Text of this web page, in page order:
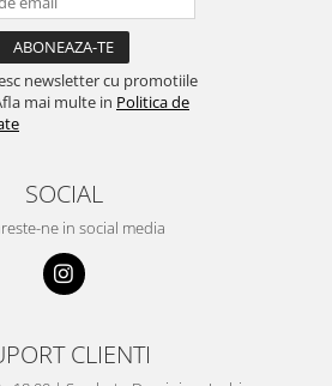
newsletter cu promotiile
mai multe in Politica de
SOCIAL
ne in social media
CLIENTI